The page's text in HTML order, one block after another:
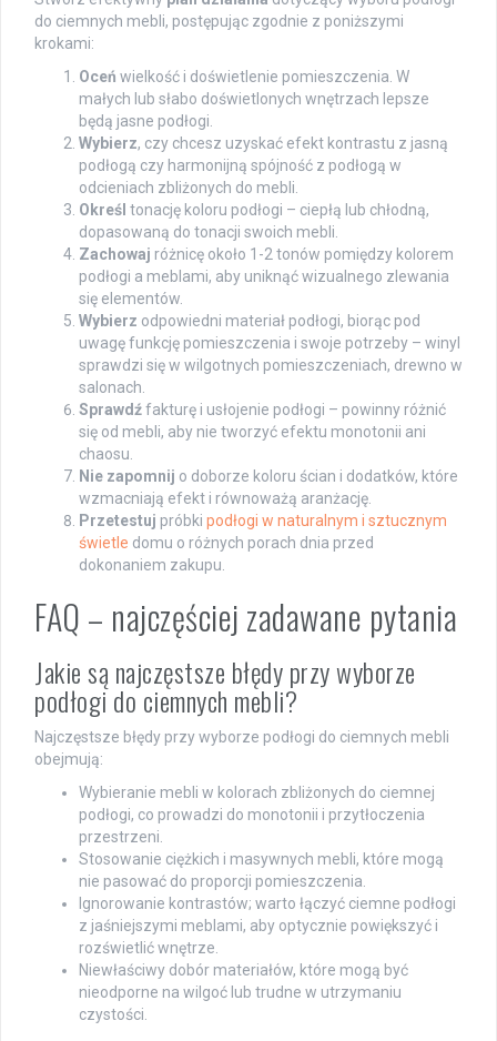
do ciemnych mebli, postępując zgodnie z poniższymi
krokami:
Oceń wielkość i doświetlenie pomieszczenia. W
małych lub słabo doświetlonych wnętrzach lepsze
będą jasne podłogi.
Wybierz, czy chcesz uzyskać efekt kontrastu z jasną
podłogą czy harmonijną spójność z podłogą w
odcieniach zbliżonych do mebli.
Określ tonację koloru podłogi – ciepłą lub chłodną,
dopasowaną do tonacji swoich mebli.
Zachowaj różnicę około 1-2 tonów pomiędzy kolorem
podłogi a meblami, aby uniknąć wizualnego zlewania
się elementów.
Wybierz odpowiedni materiał podłogi, biorąc pod
uwagę funkcję pomieszczenia i swoje potrzeby – winyl
sprawdzi się w wilgotnych pomieszczeniach, drewno w
salonach.
Sprawdźfakturę i usłojenie podłogi – powinny różnić
się od mebli, aby nie tworzyć efektu monotonii ani
chaosu.
Nie zapomnij o doborze koloru ścian i dodatków, które
wzmacniają efekt i równoważą aranżację.
Przetestuj próbki podłogi w naturalnym i sztucznym
świetle domu o różnych porach dnia przed
dokonaniem zakupu.
FAQ – najczęściej zadawane pytania
Jakie są najczęstsze błędy przy wyborze
podłogi do ciemnych mebli?
Najczęstsze błędy przy wyborze podłogi do ciemnych mebli
obejmują:
Wybieranie mebli w kolorach zbliżonych do ciemnej
podłogi, co prowadzi do monotonii i przytłoczenia
przestrzeni.
Stosowanie ciężkich i masywnych mebli, które mogą
nie pasować do proporcji pomieszczenia.
Ignorowanie kontrastów; warto łączyć ciemne podłogi
z jaśniejszymi meblami, aby optycznie powiększyć i
rozświetlić wnętrze.
Niewłaściwy dobór materiałów, które mogą być
nieodporne na wilgoć lub trudne w utrzymaniu
czystości.